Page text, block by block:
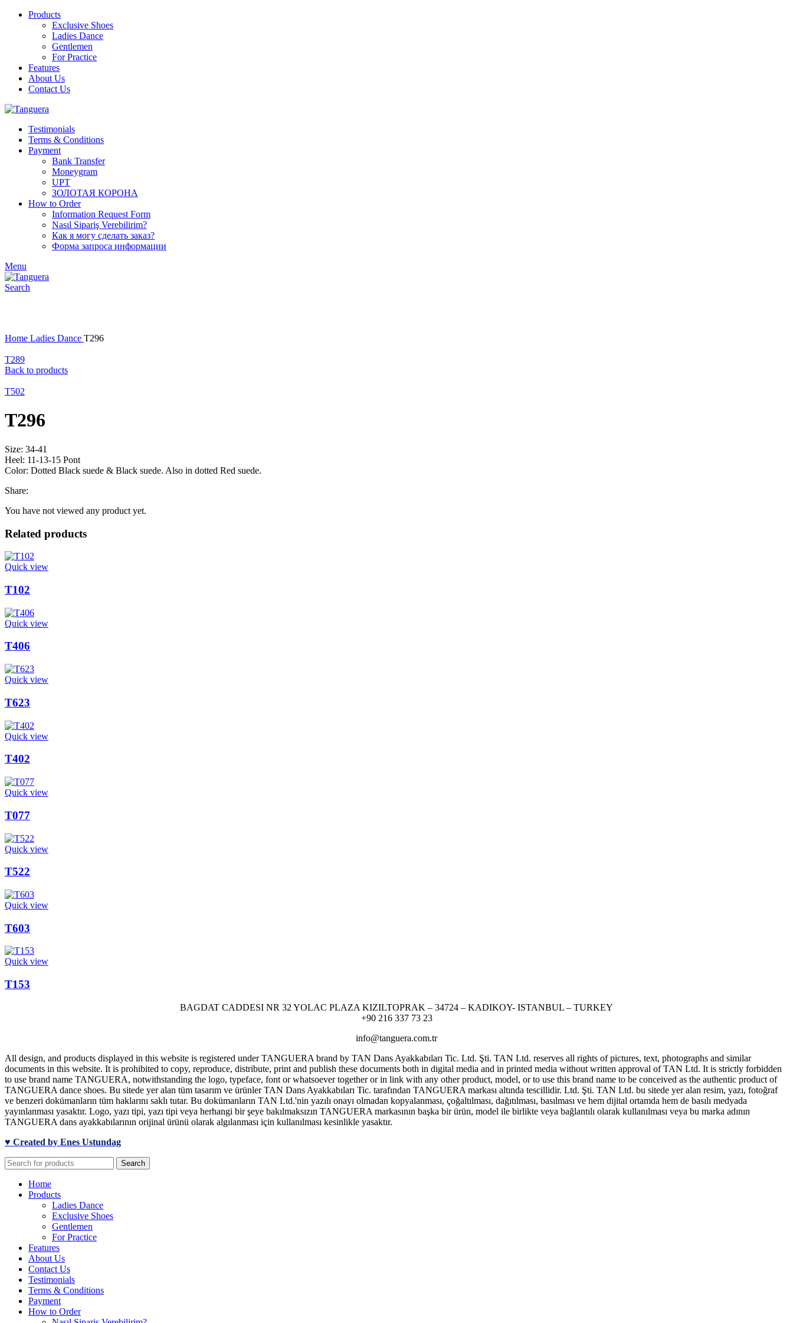
Products
Exclusive Shoes
Ladies Dance
Gentlemen
For Practice
Features
About Us
Contact Us
Testimonials
Terms & Conditions
Payment
Bank Transfer
Moneygram
UPT
ЗОЛОТАЯ КОРОНА
How to Order
Information Request Form
Nasıl Sipariş Verebilirim?
Как я могу сделать заказ?
Форма запроса информации
Menu
Search
Home Ladies Dance T296
T289
Back to products
T502
T296
Size: 34-41
Heel: 11-13-15 Pont
Color: Dotted Black suede & Black suede. Also in dotted Red suede.
Share:
You have not viewed any product yet.
Related products
Quick view
T102
Quick view
T406
Quick view
T623
Quick view
T402
Quick view
T077
Quick view
T522
Quick view
T603
Quick view
T153
BAGDAT CADDESI NR 32 YOLAC PLAZA KIZILTOPRAK – 34724 – KADIKOY- ISTANBUL – TURKEY
+90 216 337 73 23
info@tanguera.com.tr
All design, and products displayed in this website is registered under TANGUERA brand by TAN Dans Ayakkabıları Tic. Ltd. Şti. TAN Ltd. reserves all rights of pictures, text, photographs and similar
documents in this website. It is prohibited to copy, reproduce, distribute, print and publish these documents both in digital media and in printed media without written approval of TAN Ltd. It is strictly forbidden
to use brand name TANGUERA, notwithstanding the logo, typeface, font or whatsoever together or in link with any other product, model, or to use this brand name to be conceived as the authentic product of
TANGUERA dance shoes. Bu sitede yer alan tüm tasarım ve ürünler TAN Dans Ayakkabıları Tic. tarafından TANGUERA markası altında tescillidir. Ltd. Şti. TAN Ltd. bu sitede yer alan resim, yazı, fotoğraf
ve benzeri dokümanların tüm haklarını saklı tutar. Bu dokümanların TAN Ltd.'nin yazılı onayı olmadan kopyalanması, çoğaltılması, dağıtılması, basılması ve hem dijital ortamda hem de basılı medyada
yayınlanması yasaktır. Logo, yazı tipi, yazı tipi veya herhangi bir şeye bakılmaksızın TANGUERA markasının başka bir ürün, model ile birlikte veya bağlantılı olarak kullanılması veya bu marka adının
TANGUERA dans ayakkabılarının orijinal ürünü olarak algılanması için kullanılması kesinlikle yasaktır.
♥ Created by Enes Ustundag
Search
Home
Products
Ladies Dance
Exclusive Shoes
Gentlemen
For Practice
Features
About Us
Contact Us
Testimonials
Terms & Conditions
Payment
How to Order